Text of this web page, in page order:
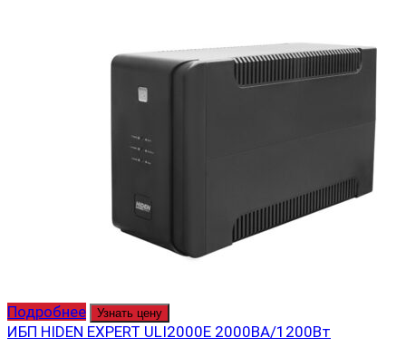
Подробнее Узнать цену
ИБП HIDEN EXPERT ULI2000E 2000ВА/1200Вт